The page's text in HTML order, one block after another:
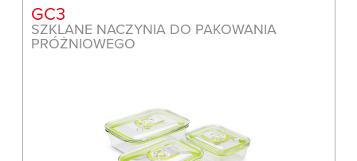
GC3
SZKLANE NACZYNIA DO PAKOWANIA
PRÓŻNIOWEGO